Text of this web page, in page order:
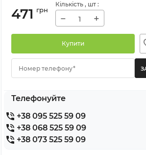
471 грн
Кількість , шт :
− +
Купити
Номер телефону*
Телефонуйте
+38 095 525 59 09
+38 068 525 59 09
+38 073 525 59 09